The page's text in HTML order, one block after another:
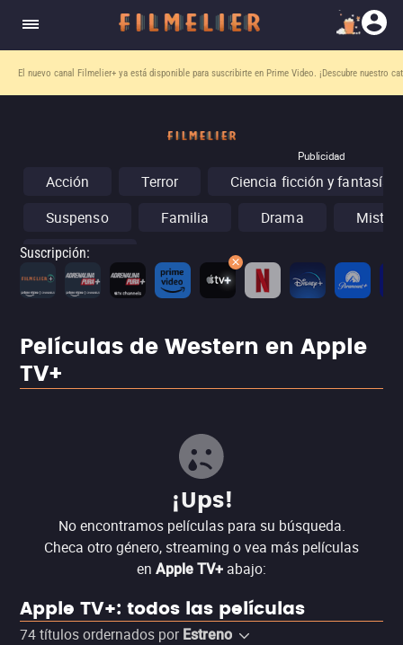
El nuevo canal Filmelier+ ya está disponible para suscribirte en Prime Video. ¡Descubre nuestro
Publicidad
Acción Terror
Ciencia ficción y fantasía
Suspenso
Familia Drama
Conciertos
Suscripción:
Películas de Western en Apple
TV+
¡Ups!
No encontramos películas para su búsqueda.
Checa otro género, streaming o vea más películas
en Apple TV+ abajo:
Apple TV+: todos las películas
74títulos ordernados por Estreno